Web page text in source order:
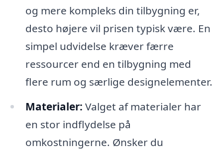
og mere kompleks din tilbygning er,
desto højere vil prisen typisk være. En
simpel udvidelse kræver færre
ressourcer end en tilbygning med
flere rum og særlige designelementer.
Materialer: Valget af materialer har
en stor indflydelse på
omkostningerne. Ønsker du